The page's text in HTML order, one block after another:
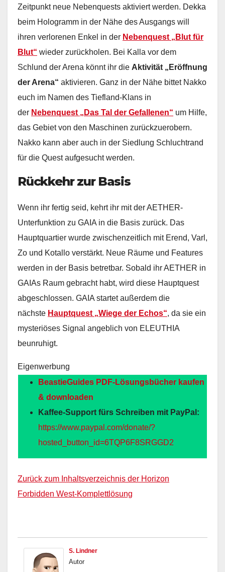
Zeitpunkt neue Nebenquests aktiviert werden. Dekka
beim Hologramm in der Nähe des Ausgangs will
ihren verlorenen Enkel in der Nebenquest „Blut für
Blut“ wieder zurückholen. Bei Kalla vor dem
Schlund der Arena könnt ihr die Aktivität „Eröffnung
der Arena“ aktivieren. Ganz in der Nähe bittet Nakko
euch im Namen des Tiefland-Klans in
der Nebenquest „Das Tal der Gefallenen“ um Hilfe,
das Gebiet von den Maschinen zurückzuerobern.
Nakko kann aber auch in der Siedlung Schluchtrand
für die Quest aufgesucht werden.
Rückkehr zur Basis
Wenn ihr fertig seid, kehrt ihr mit der AETHER-
Unterfunktion zu GAIA in die Basis zurück. Das
Hauptquartier wurde zwischenzeitlich mit Erend, Varl,
Zo und Kotallo verstärkt. Neue Räume und Features
werden in der Basis betretbar. Sobald ihr AETHER in
GAIAs Raum gebracht habt, wird diese Hauptquest
abgeschlossen. GAIA startet außerdem die
nächste Hauptquest „Wiege der Echos“, da sie ein
mysteriöses Signal angeblich von ELEUTHIA
beunruhigt.
Eigenwerbung
BeastieGuides PDF-Lösungsbücher kaufen
& downloaden
Kaffee-Support fürs Schreiben mit PayPal:
https://www.paypal.com/donate/?
hosted_button_id=6TQP6F8SRGGD2
Zurück zum Inhaltsverzeichnis der Horizon
Forbidden West-Komplettlösung
S. Lindner
Autor